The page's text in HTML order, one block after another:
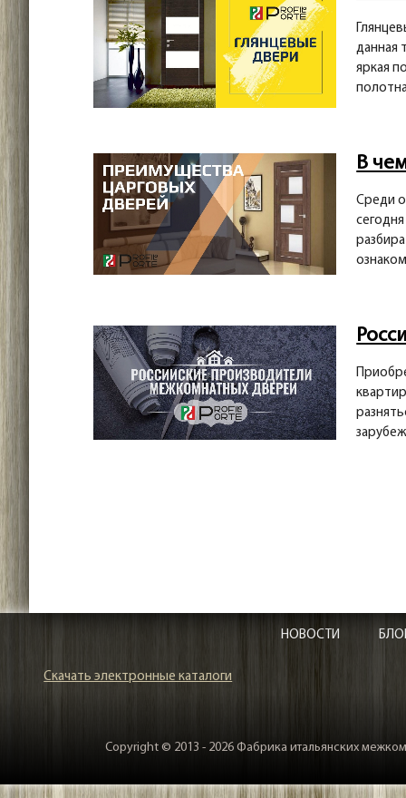
данная
яркая
В
Среди
НОВОСТИ
Скачать электронные каталоги
Copyright © 2013 - 2026 Фабрика итальянских